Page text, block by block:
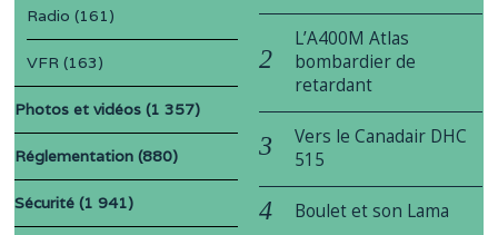
Radio (161)
VFR (163)
Photos et vidéos (1 357)
Réglementation (880)
Sécurité (1 941)
L’A400M Atlas
bombardier de
retardant
Vers le Canadair DHC
515
Boulet et son Lama